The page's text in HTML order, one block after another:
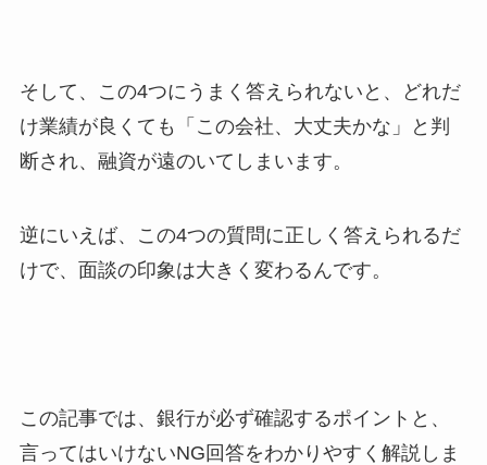
そして、この4つにうまく答えられないと、どれだ
け業績が良くても「この会社、大丈夫かな」と判
断され、融資が遠のいてしまいます。
逆にいえば、この4つの質問に正しく答えられるだ
けで、面談の印象は大きく変わるんです。
この記事では、銀行が必ず確認するポイントと、
言ってはいけないNG回答をわかりやすく解説しま